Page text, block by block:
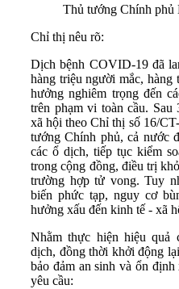
Thủ tướng Chính phủ
Chỉ thị nêu rõ:
Dịch bệnh COVID-19 đã
hàng triệu người mắc, hàng
hưởng nghiêm trọng đến
trên phạm vi toàn cầu.
xã hội theo Chỉ thị số 16/
tướng Chính phủ, cả nước
các ổ dịch, tiếp tục kiểm
trong cộng đồng, điều trị
trường hợp tử vong. Tuy
biến phức tạp, nguy cơ
hưởng xấu đến kinh tế - xã
Nhằm thực hiện hiệu quả
dịch, đồng thời khởi động
bảo đảm an sinh và ổn
yêu cầu: